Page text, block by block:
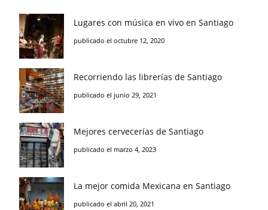
Lugares con música en vivo en Santiago
publicado el octubre 12, 2020
Recorriendo las librerías de Santiago
publicado el junio 29, 2021
Mejores cervecerías de Santiago
publicado el marzo 4, 2023
La mejor comida Mexicana en Santiago
publicado el abril 20, 2021